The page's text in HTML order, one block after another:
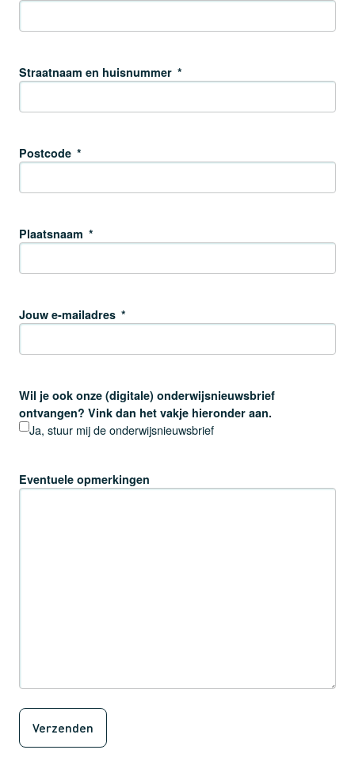
Straatnaam en huisnummer *
Postcode *
Plaatsnaam *
Jouw e-mailadres *
Wil je ook onze (digitale) onderwijsnieuwsbrief
ontvangen? Vink dan het vakje hieronder aan.
Ja, stuur mij de onderwijsnieuwsbrief
Eventuele opmerkingen
Verzenden